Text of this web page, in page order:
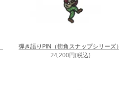
弾き語りPIN（街角スナップシリーズ）
24,200円(税込)